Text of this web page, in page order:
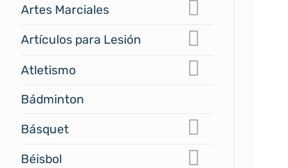
Artes Marciales
Artículos para Lesión
Atletismo
Bádminton
Básquet
Béisbol